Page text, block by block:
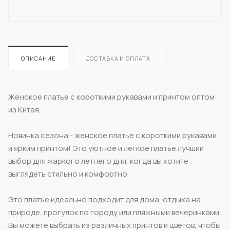
ОПИСАНИЕ ДОСТАВКА И ОПЛАТА
Женское платье с короткими рукавами и принтом оптом
из Китая.
Новинка сезона - женское платье с короткими рукавами
и ярким принтом! Это уютное и легкое платье лучший
выбор для жаркого летнего дня, когда вы хотите
выглядеть стильно и комфортно.
Это платье идеально подходит для дома, отдыха на
природе, прогулок по городу или пляжными вечеринками.
Вы можете выбрать из различных принтов и цветов, чтобы